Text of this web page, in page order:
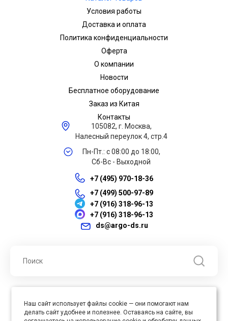
Условия работы
Доставка и оплата
Политика конфиденциальности
Оферта
О компании
Новости
Бесплатное оборудование
Заказ из Китая
Контакты
105082, г. Москва,
Налесный переулок 4, стр.4
Пн-Пт.: с 08:00 до 18:00,
Сб-Вс - Выходной
+7 (495) 970-18-36
+7 (499) 500-97-89
+7 (916) 318-96-13
+7 (916) 318-96-13
ds@argo-ds.ru
права защищены
Юр. адрес : 105005, г. Москва, ул. Бауманская, д.20, стр. 3
Наш сайт использует файлы cookie — они помогают нам
делать сайт удобнее и полезнее. Оставаясь на сайте, вы